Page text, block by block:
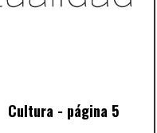
Cultura - página 5